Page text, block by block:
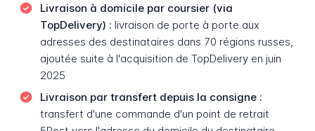
Livraison à domicile par coursier (via
TopDelivery) : livraison de porte à porte aux
adresses des destinataires dans 70 régions russes,
ajoutée suite à l'acquisition de TopDelivery en juin
2025
Livraison par transfert depuis la consigne :
transfert d'une commande d'un point de retrait